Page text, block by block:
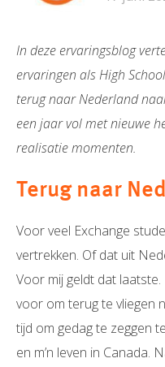
In deze ervaringsblog
ervaringen als High
terug naar Nederland
een jaar vol met nieuwe
realisatie momenten.
Terug naar
Voor veel Exchange
vertrekken. Of dat uit
Voor mij geldt dat
voor om terug te vliegen
tijd om gedag te zeggen
en m’n leven in Canada.